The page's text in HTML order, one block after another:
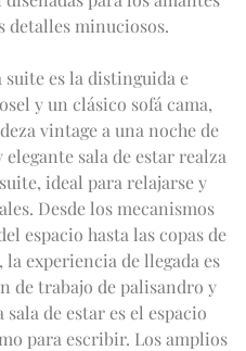
FÍSICA
CIUDAD
TRILLADOS
EVENTOS
Expand
INVIERNO
detalles minuciosos.
suite es la distinguida e
y un clásico sofá cama,
vintage a una noche de
sala de estar realza
ideal para relajarse y
Desde los mecanismos
espacio hasta las copas de
experiencia de llegada es
de trabajo de palisandro y
de estar es el espacio
para escribir. Los amplios